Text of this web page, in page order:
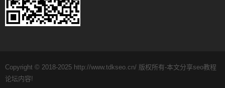
Copyright © 2018-2025 http://www.tdkseo.cn/ 版权所有-本文分享seo教程
论坛内容!